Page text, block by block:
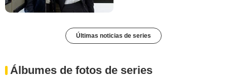
Últimas noticias de series
Álbumes de fotos de series